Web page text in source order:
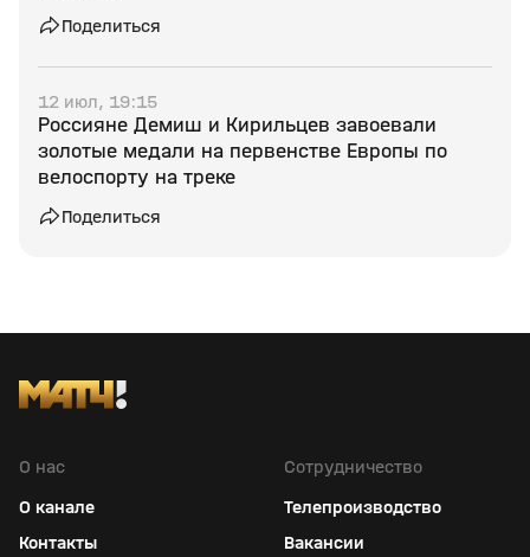
Поделиться
12 июл, 19:15
Россияне Демиш и Кирильцев завоевали
золотые медали на первенстве Европы по
велоспорту на треке
Поделиться
О нас
О канале
Контакты
Сотрудничество
Телепроизводство
Вакансии